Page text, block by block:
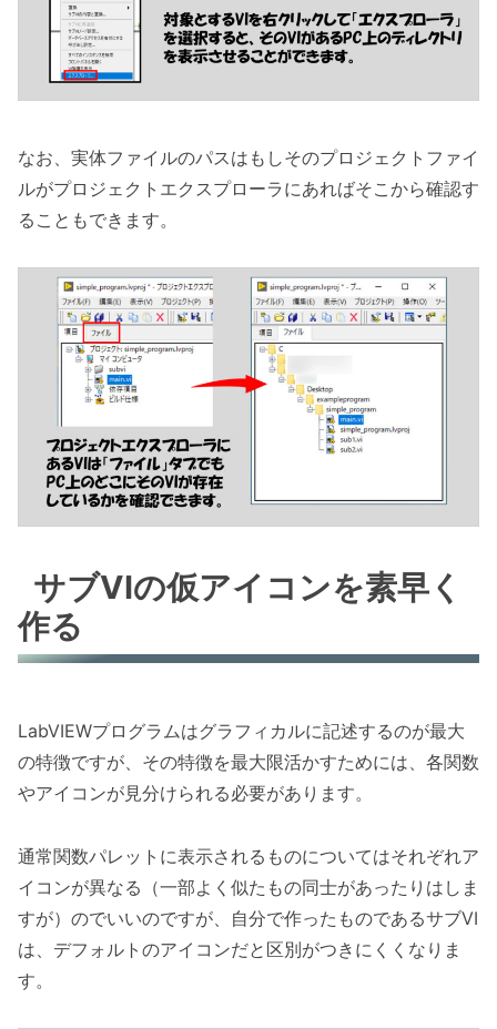
なお、実体ファイルのパスはもしそのプロジェクトファイ
ルがプロジェクトエクスプローラにあればそこから確認す
ることもできます。
サブVIの仮アイコンを素早く
作る
LabVIEWプログラムはグラフィカルに記述するのが最大
の特徴ですが、その特徴を最大限活かすためには、各関数
やアイコンが見分けられる必要があります。
通常関数パレットに表示されるものについてはそれぞれア
イコンが異なる（一部よく似たもの同士があったりはしま
すが）のでいいのですが、自分で作ったものであるサブVI
は、デフォルトのアイコンだと区別がつきにくくなりま
す。